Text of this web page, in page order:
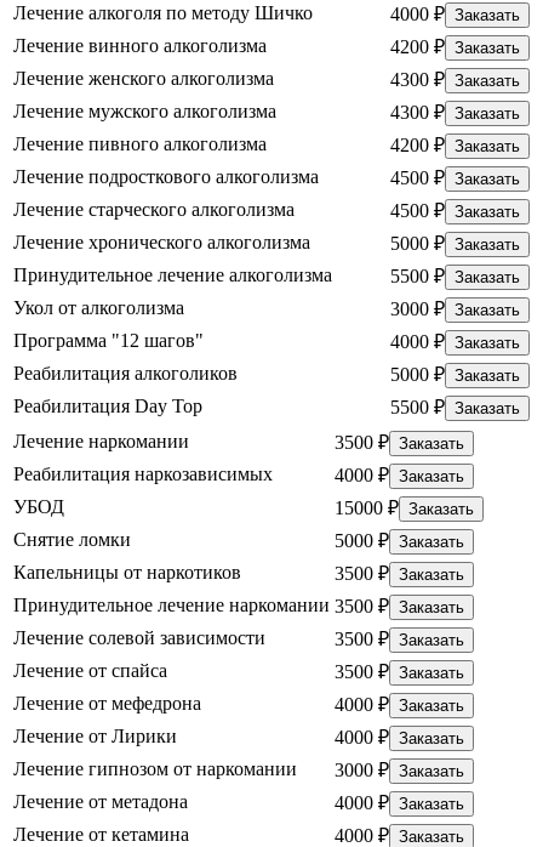
Лечение алкоголя по методу Шичко 4000 ₽ Заказать
Лечение винного алкоголизма 4200 ₽ Заказать
Лечение женского алкоголизма 4300 ₽ Заказать
Лечение мужского алкоголизма 4300 ₽ Заказать
Лечение пивного алкоголизма 4200 ₽ Заказать
Лечение подросткового алкоголизма 4500 ₽ Заказать
Лечение старческого алкоголизма 4500 ₽ Заказать
Лечение хронического алкоголизма 5000 ₽ Заказать
Принудительное лечение алкоголизма 5500 ₽ Заказать
Укол от алкоголизма 3000 ₽ Заказать
Программа "12 шагов" 4000 ₽ Заказать
Реабилитация алкоголиков 5000 ₽ Заказать
Реабилитация Day Top 5500 ₽ Заказать
Лечение наркомании 3500 ₽ Заказать
Реабилитация наркозависимых 4000 ₽ Заказать
УБОД 15000 ₽ Заказать
Снятие ломки 5000 ₽ Заказать
Капельницы от наркотиков 3500 ₽ Заказать
Принудительное лечение наркомании 3500 ₽ Заказать
Лечение солевой зависимости 3500 ₽ Заказать
Лечение от спайса 3500 ₽ Заказать
Лечение от мефедрона 4000 ₽ Заказать
Лечение от Лирики 4000 ₽ Заказать
Лечение гипнозом от наркомании 3000 ₽ Заказать
Лечение от метадона 4000 ₽ Заказать
Лечение от кетамина 4000 ₽ Заказать